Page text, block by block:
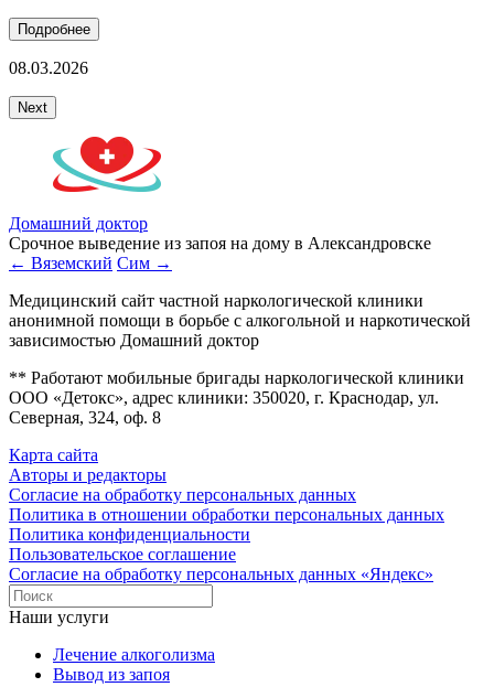
Подробнее
08.03.2026
Next
Домашний доктор
Срочное выведение из запоя на дому в Александровске
← Вяземский Сим →
Медицинский сайт частной наркологической клиники
анонимной помощи в борьбе с алкогольной и наркотической
зависимостью Домашний доктор
** Работают мобильные бригады наркологической клиники
ООО «Детокс», адрес клиники: 350020, г. Краснодар, ул.
Северная, 324, оф. 8
Карта сайта
Авторы и редакторы
Согласие на обработку персональных данных
Политика в отношении обработки персональных данных
Политика конфиденциальности
Пользовательское соглашение
Согласие на обработку персональных данных «Яндекс»
Наши услуги
Лечение алкоголизма
Вывод из запоя